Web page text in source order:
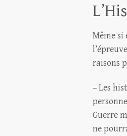
Même si
raisons
– Les
Guerre
ne